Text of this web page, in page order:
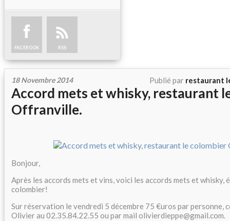
FACEBOOK RSS
18 Novembre 2014 Publié par restaurant
Accord mets et whisky, restaurant
Offranville.
Bonjour,
Après les accords mets et vins, voici les accords mets et whisky,
colombier!
Sur réservation le vendredi 5 décembre 75 €uros par personne,
Olivier au 02.35.84.22.55 ou par mail olivierdieppe@gmail.com.